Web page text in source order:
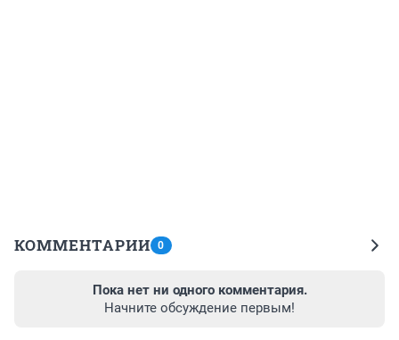
КОММЕНТАРИИ 0
Пока нет ни одного комментария.
Начните обсуждение первым!